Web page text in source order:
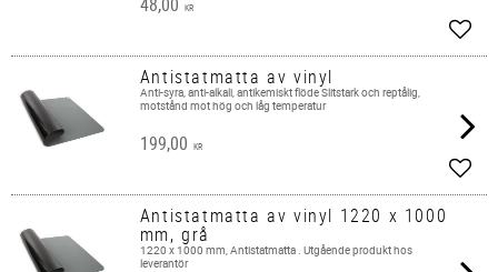
KR
Antistatmatta av vinyl
Anti-syra, anti-alkali, antikemiskt flöde Slitstark och reptålig,
motstånd mot hög och låg temperatur
199,00 KR
Antistatmatta av vinyl 1220 x 1000
mm, grå
1220 x 1000 mm, Antistatmatta . Utgående produkt hos
leverantör